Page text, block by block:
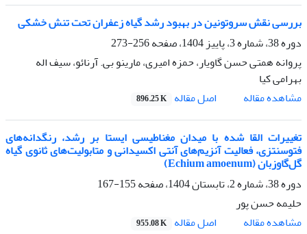
بررسی نقش سروتونین در بهبود رشد گیاه زعفران تحت تنش خشکی
دوره 38، شماره 3، پاییز 1404، صفحه
256-273
پروانه همتی حسن گاویار، حمزه امیری، مارینو بی. آرنائو، سیف اله
بهرامی کیا
مشاهده مقاله
اصل مقاله 896.25 K
تغییرات القا شده با میدان مغناطیسی ایستا بر رشد، رنگدانه‌های
فتوسنتزی، فعالیت آنزیم‌های آنتی اکسیدانی و متابولیت‌های ثانوی گیاه
گل‌گاوزبان (Echium amoenum)
دوره 38، شماره 2، تابستان 1404، صفحه
155-167
حلیمه حسن پور
مشاهده مقاله
اصل مقاله 955.08 K